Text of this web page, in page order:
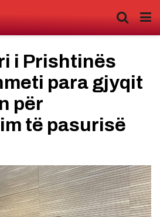
i Prishtinës
para gjyqit
për
të pasurisë